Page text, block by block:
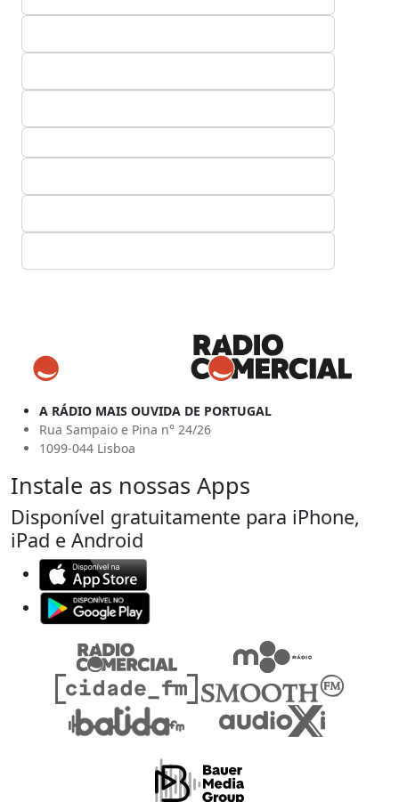
A RÁDIO MAIS OUVIDA DE PORTUGAL
Rua Sampaio e Pina n° 24/26
1099-044 Lisboa
Instale as nossas Apps
Disponível gratuitamente para iPhone,
iPad e Android